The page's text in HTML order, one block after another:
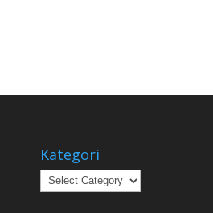
Kategori
Kategori